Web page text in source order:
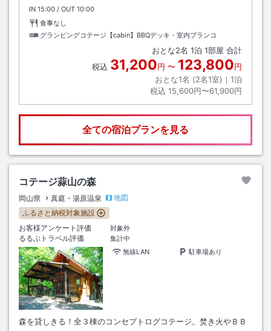
IN チェックイン
15:00 / OUT チェックアウト
10:00
食事なし
グランピングコテージ【cabin】BBQデッキ・室内ブランコ
おとな2名 1泊 1部屋 合計
税込 31,200円 〜 123,800円
おとな1名 (2名1室)｜ 1泊
税込 15,600円〜61,900円
全ての宿泊プランを見る
コテージ蒜山の森
岡山県 真庭・湯原温泉
地図
ふるさと納税対象施設
お客様アンケート評価
対象外
るるぶトラベル評価
集計中
無線LAN
駐車場あり
森を貸しきる！全３棟のコンセプトログコテージ。焚き火やＢＢ